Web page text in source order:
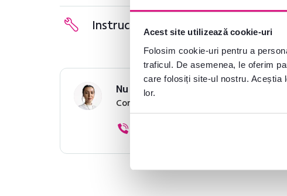
Acest site utilizează cookie-uri
Folosim cookie-uri pentru a
traficul. De asemenea, le oferim
care folosiți site-ul nostru. Aceștia
lor.
Instrucțiuni de asamblare
Nu ați găsit informațiile dorite?
Contactați-ne și vă vom ajuta cu plăcere